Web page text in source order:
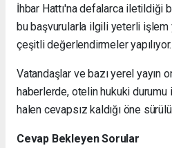
İhbar Hattı'na defalarca iletildiği
bu başvurularla ilgili yeterli işlem
çeşitli değerlendirmeler yapılıyor.
Vatandaşlar ve bazı yerel yayın
haberlerde, otelin hukuki
halen cevapsız kaldığı öne
Cevap Bekleyen Sorular